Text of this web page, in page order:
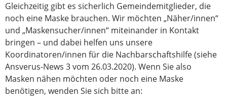
Gleichzeitig gibt es sicherlich Gemeindemitglieder, die
noch eine Maske brauchen. Wir möchten „Näher/innen“
und „Maskensucher/innen“ miteinander in Kontakt
bringen – und dabei helfen uns unsere
Koordinatoren/innen für die Nachbarschaftshilfe (siehe
Ansverus-News 3 vom 26.03.2020). Wenn Sie also
Masken nähen möchten oder noch eine Maske
benötigen, wenden Sie sich bitte an: